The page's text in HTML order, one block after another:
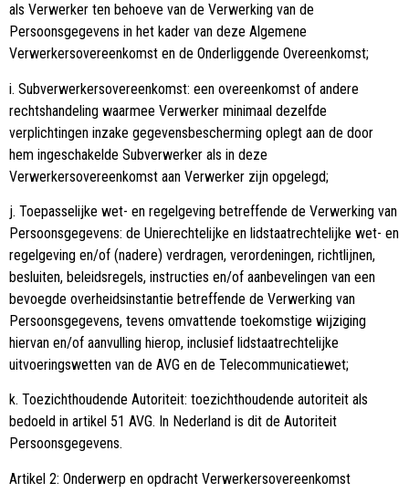
als Verwerker ten behoeve van de Verwerking van de
Persoonsgegevens in het kader van deze Algemene
Verwerkersovereenkomst en de Onderliggende Overeenkomst;
i. Subverwerkersovereenkomst: een overeenkomst of andere
rechtshandeling waarmee Verwerker minimaal dezelfde
verplichtingen inzake gegevensbescherming oplegt aan de door
hem ingeschakelde Subverwerker als in deze
Verwerkersovereenkomst aan Verwerker zijn opgelegd;
j. Toepasselijke wet- en regelgeving betreffende de Verwerking van
Persoonsgegevens: de Unierechtelijke en lidstaatrechtelijke wet- en
regelgeving en/of (nadere) verdragen, verordeningen, richtlijnen,
besluiten, beleidsregels, instructies en/of aanbevelingen van een
bevoegde overheidsinstantie betreffende de Verwerking van
Persoonsgegevens, tevens omvattende toekomstige wijziging
hiervan en/of aanvulling hierop, inclusief lidstaatrechtelijke
uitvoeringswetten van de AVG en de Telecommunicatiewet;
k. Toezichthoudende Autoriteit: toezichthoudende autoriteit als
bedoeld in artikel 51 AVG. In Nederland is dit de Autoriteit
Persoonsgegevens.
Artikel 2: Onderwerp en opdracht Verwerkersovereenkomst